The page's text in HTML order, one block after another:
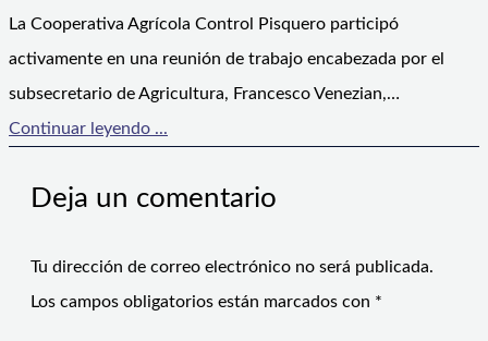
La Cooperativa Agrícola Control Pisquero participó
activamente en una reunión de trabajo encabezada por el
subsecretario de Agricultura, Francesco Venezian,…
Continuar leyendo ...
Deja un comentario
Tu dirección de correo electrónico no será publicada.
Los campos obligatorios están marcados con *